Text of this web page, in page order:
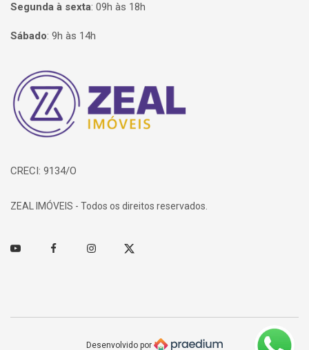
Segunda à sexta: 09h às 18h
Sábado: 9h às 14h
Página inicial
CRECI: 9134/O
ZEAL IMÓVEIS - Todos os direitos reservados.
Youtube FacebookInstagramTwitter
Desenvolvido por